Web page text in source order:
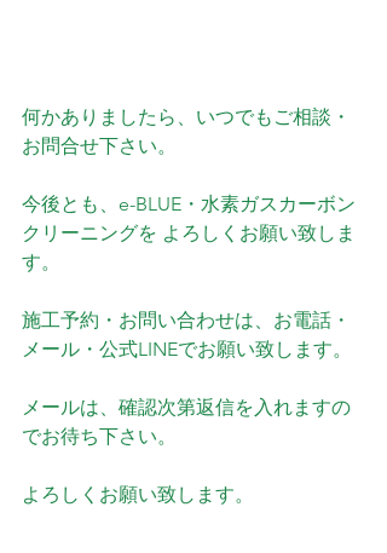
何かありましたら、いつでもご相談・
お問合せ下さい。
今後とも、e-BLUE・水素ガスカーボン
クリーニングを よろしくお願い致しま
す。
施工予約・お問い合わせは、お電話・
メール・公式LINEでお願い致します。
メールは、確認次第返信を入れますの
でお待ち下さい。
よろしくお願い致します。